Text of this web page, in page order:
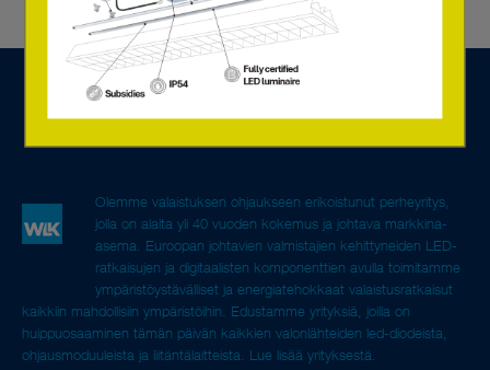
Olemme valaistuksen ohjaukseen erikoistunut perheyritys,
jolla on alalta yli 40 vuoden kokemus ja johtava markkina-
asema. Euroopan johtavien valmistajien kehittyneiden LED-
ratkaisujen ja digitaalisten komponenttien avulla toimitamme
ympäristöystävälliset ja energiatehokkaat valaistusratkaisut
kaikkiin mahdollisiin ympäristöihin. Edustamme yrityksiä, joilla on
huippuosaaminen tämän päivän kaikkien valonlähteiden led-diodeista,
ohjausmoduuleista ja liitäntälaitteista. Lue lisää yrityksestä.